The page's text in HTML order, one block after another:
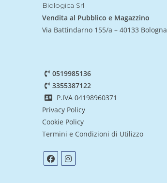
Biologica Srl
Vendita al Pubblico e Magazzino
Via Battindarno 155/a – 40133 Bologna
0519985136
3355387122
P.IVA 04198960371
Privacy Policy
Cookie Policy
Termini e Condizioni di Utilizzo